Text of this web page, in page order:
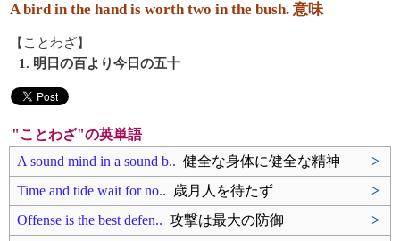
A bird in the hand is worth two in the bush. 意味
【ことわざ】
1. 明日の百より今日の五十
"ことわざ"の英単語
A sound mind in a sound b.. 健全な身体に健全な精神
>
Time and tide wait for no.. 歳月人を待たず
>
Offense is the best defen.. 攻撃は最大の防御
>